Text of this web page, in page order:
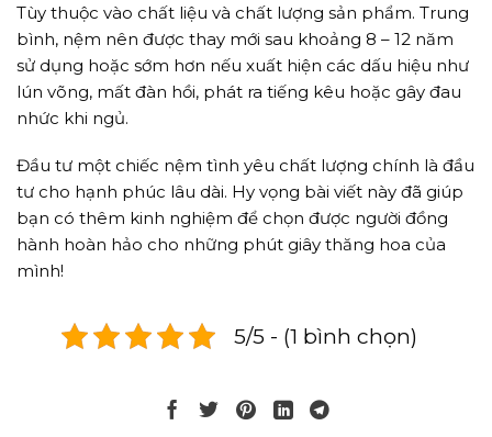
Tùy thuộc vào chất liệu và chất lượng sản phẩm. Trung
bình, nệm nên được thay mới sau khoảng 8 – 12 năm
sử dụng hoặc sớm hơn nếu xuất hiện các dấu hiệu như
lún võng, mất đàn hồi, phát ra tiếng kêu hoặc gây đau
nhức khi ngủ.
Đầu tư một chiếc nệm tình yêu chất lượng chính là đầu
tư cho hạnh phúc lâu dài. Hy vọng bài viết này đã giúp
bạn có thêm kinh nghiệm để chọn được người đồng
hành hoàn hảo cho những phút giây thăng hoa của
mình!
5/5 - (1 bình chọn)